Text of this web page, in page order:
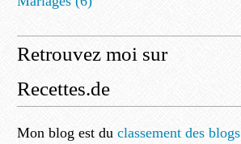
Retrouvez moi sur
Recettes.de
Mon blog est du classement des blogs